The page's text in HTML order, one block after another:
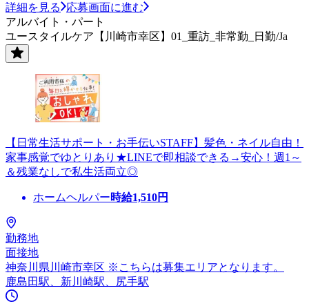
詳細を見る
応募画面に進む
アルバイト・パート
ユースタイルケア【川崎市幸区】01_重訪_非常勤_日勤/Ja
【日常生活サポート・お手伝いSTAFF】髪色・ネイル自由！
家事感覚でゆとりあり★LINEで即相談できる→安心！週1～
＆残業なしで私生活両立◎
ホームヘルパー時給1,510円
勤務地
面接地
神奈川県川崎市幸区 ※こちらは募集エリアとなります。
鹿島田駅、新川崎駅、尻手駅